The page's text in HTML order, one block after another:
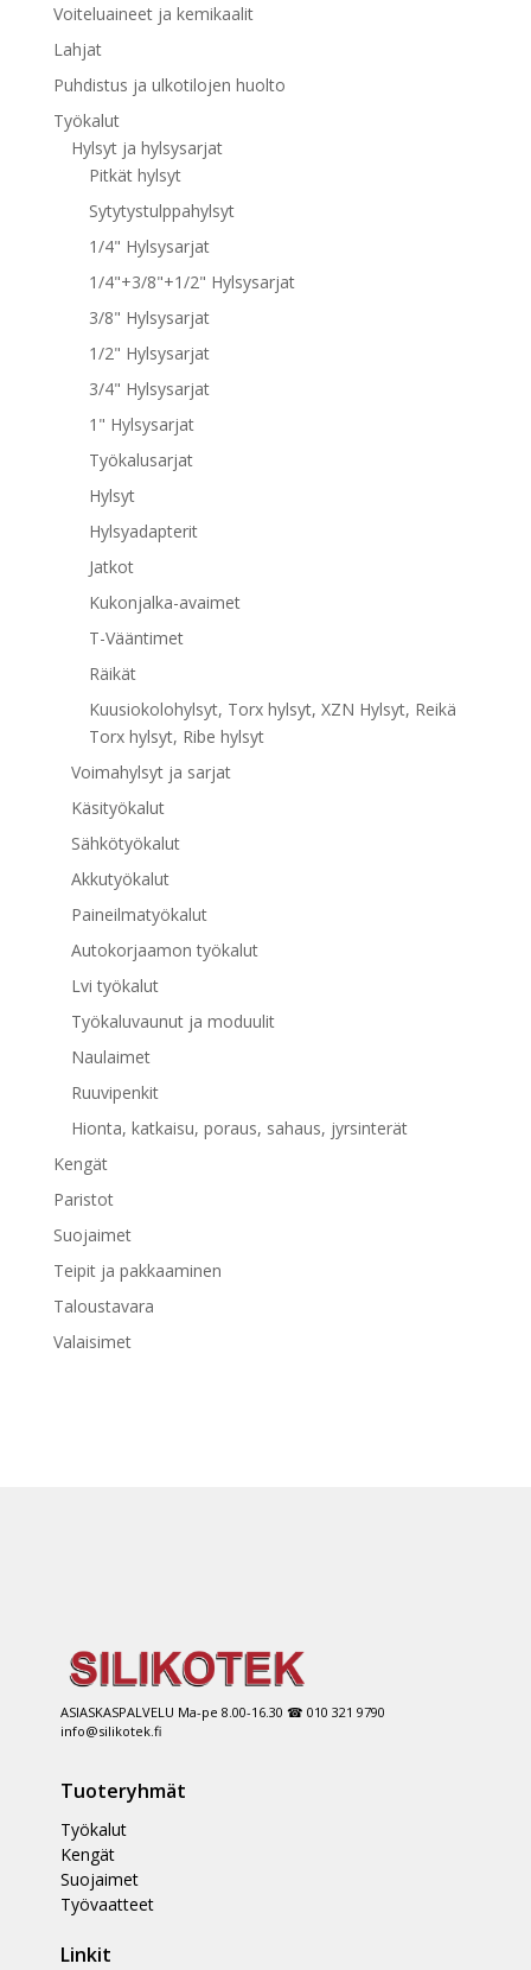
Voiteluaineet ja kemikaalit
Lahjat
Puhdistus ja ulkotilojen huolto
Työkalut
Hylsyt ja hylsysarjat
Pitkät hylsyt
Sytytystulppahylsyt
1/4" Hylsysarjat
1/4"+3/8"+1/2" Hylsysarjat
3/8" Hylsysarjat
1/2" Hylsysarjat
3/4" Hylsysarjat
1" Hylsysarjat
Työkalusarjat
Hylsyt
Hylsyadapterit
Jatkot
Kukonjalka-avaimet
T-Vääntimet
Räikät
Kuusiokolohylsyt, Torx hylsyt, XZN Hylsyt, Reikä
Torx hylsyt, Ribe hylsyt
Voimahylsyt ja sarjat
Käsityökalut
Sähkötyökalut
Akkutyökalut
Paineilmatyökalut
Autokorjaamon työkalut
Lvi työkalut
Työkaluvaunut ja moduulit
Naulaimet
Ruuvipenkit
Hionta, katkaisu, poraus, sahaus, jyrsinterät
Kengät
Paristot
Suojaimet
Teipit ja pakkaaminen
Taloustavara
Valaisimet
ASIASKASPALVELU Ma-pe 8.00-16.30 ☎ 010 321 9790
info@silikotek.fi
Tuoteryhmät
Työkalut
Kengät
Suojaimet
Työvaatteet
Linkit